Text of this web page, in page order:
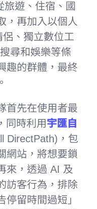
旅遊、住宿、國
，再加入以個人
、獨立數位工
尋和娛樂等條
趣的群體，最終
首先在使用者最
同時利用宇匯自
DirectPath)，包
網站，將想要鎖
來，透過 AI 及
訪客行為，排除
停留時間過短」